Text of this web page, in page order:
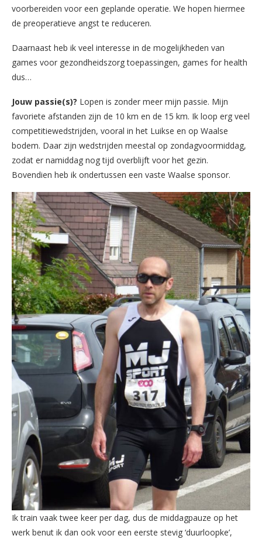
voorbereiden voor een geplande operatie. We hopen hiermee
de preoperatieve angst te reduceren.
Daarnaast heb ik veel interesse in de mogelijkheden van
games voor gezondheidszorg toepassingen, games for health
dus…
Jouw passie(s)? Lopen is zonder meer mijn passie. Mijn
favoriete afstanden zijn de 10 km en de 15 km. Ik loop erg veel
competitiewedstrijden, vooral in het Luikse en op Waalse
bodem. Daar zijn wedstrijden meestal op zondagvoormiddag,
zodat er namiddag nog tijd overblijft voor het gezin.
Bovendien heb ik ondertussen een vaste Waalse sponsor.
Ik train vaak twee keer per dag, dus de middagpauze op het
werk benut ik dan ook voor een eerste stevig ‘duurloopke’,